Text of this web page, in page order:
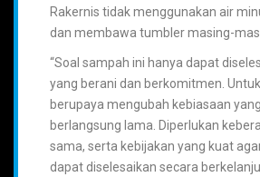
Rakernis tidak menggunakan air
dan membawa tumbler masing-
“Soal sampah ini hanya dapat
yang berani dan berkomitmen.
berupaya mengubah kebiasaan
berlangsung lama. Diperlukan
sama, serta kebijakan yang kuat
dapat diselesaikan secara